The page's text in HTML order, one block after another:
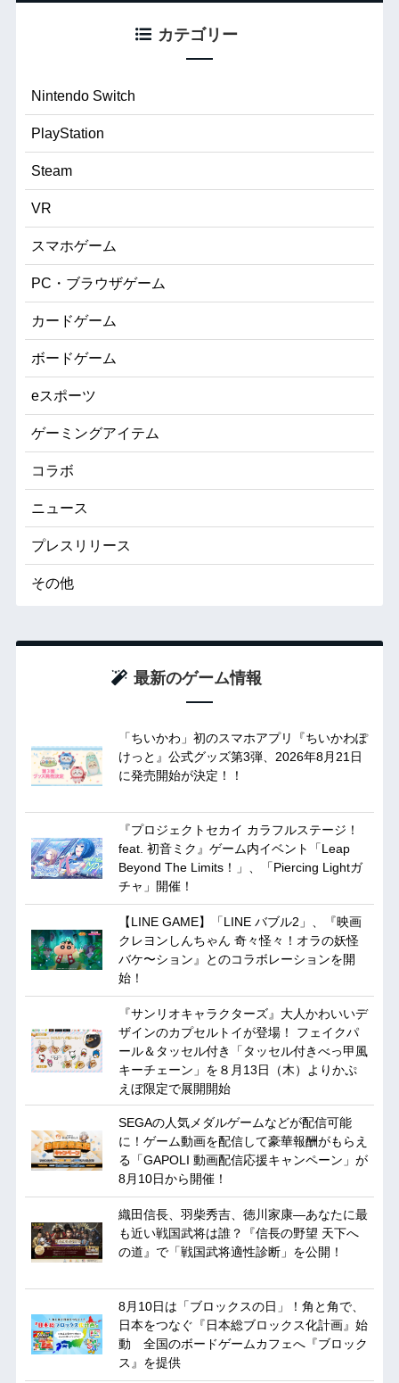
カテゴリー
Nintendo Switch
PlayStation
Steam
VR
スマホゲーム
PC・ブラウザゲーム
カードゲーム
ボードゲーム
eスポーツ
ゲーミングアイテム
コラボ
ニュース
プレスリリース
その他
最新のゲーム情報
「ちいかわ」初のスマホアプリ『ちいかわぽ
けっと』公式グッズ第3弾、2026年8月21日
に発売開始が決定！！
『プロジェクトセカイ カラフルステージ！
feat. 初音ミク』ゲーム内イベント「Leap
Beyond The Limits！」、「Piercing Lightガ
チャ」開催！
【LINE GAME】「LINE バブル2」、『映画
クレヨンしんちゃん 奇々怪々！オラの妖怪
バケ〜ション』とのコラボレーションを開
始！
『サンリオキャラクターズ』大人かわいいデ
ザインのカプセルトイが登場！ フェイクパ
ール＆タッセル付き「タッセル付きべっ甲風
キーチェーン」を８月13日（木）よりかぷ
えぼ限定で展開開始
SEGAの人気メダルゲームなどが配信可能
に！ゲーム動画を配信して豪華報酬がもらえ
る「GAPOLI 動画配信応援キャンペーン」が
8月10日から開催！
織田信長、羽柴秀吉、徳川家康―あなたに最
も近い戦国武将は誰？『信長の野望 天下へ
の道』で「戦国武将適性診断」を公開！
8月10日は「ブロックスの日」！角と角で、
日本をつなぐ『日本総ブロックス化計画』始
動 全国のボードゲームカフェへ『ブロック
ス』を提供